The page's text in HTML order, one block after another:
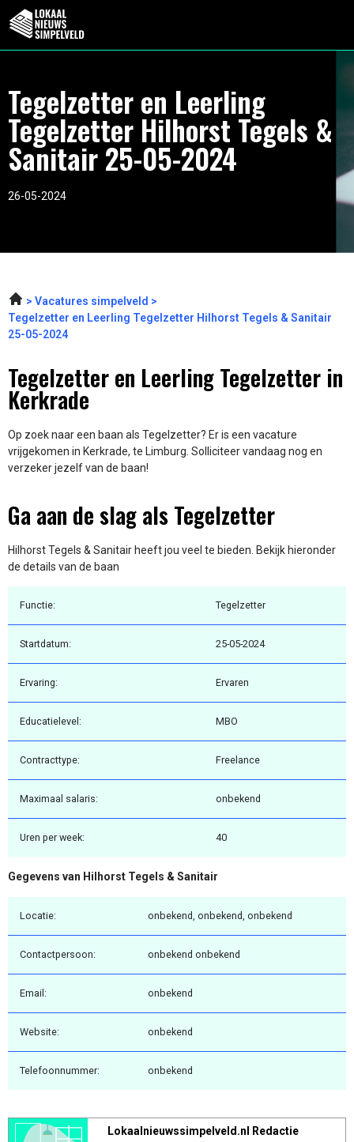
Tegelzetter en Leerling
Tegelzetter Hilhorst Tegels &
Sanitair 25-05-2024
26-05-2024
Vacatures simpelveld
Tegelzetter en Leerling Tegelzetter Hilhorst Tegels & Sanitair
25-05-2024
Tegelzetter en Leerling Tegelzetter in
Kerkrade
Op zoek naar een baan als Tegelzetter? Er is een vacature
vrijgekomen in Kerkrade, te Limburg. Solliciteer vandaag nog en
verzeker jezelf van de baan!
Ga aan de slag als Tegelzetter
Hilhorst Tegels & Sanitair heeft jou veel te bieden. Bekijk hieronder
de details van de baan
Functie: Tegelzetter
Startdatum: 25-05-2024
Ervaring: Ervaren
Educatielevel: MBO
Contracttype: Freelance
Maximaal salaris: onbekend
Uren per week: 40
Gegevens van Hilhorst Tegels & Sanitair
Locatie: onbekend, onbekend, onbekend
Contactpersoon: onbekend onbekend
Email: onbekend
Website: onbekend
Telefoonnummer: onbekend
Lokaalnieuwssimpelveld.nl Redactie